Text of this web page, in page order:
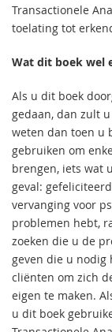
Transactionele
toelating tot
Wat dit boek wel
Als u dit boek
gedaan, dan zult
weten dan toen u
gebruiken om
brengen, iets wat
geval:
vervanging voor
problemen hebt,
zoeken die u de
geven die u
cliënten om zich
eigen te maken.
u dit boek